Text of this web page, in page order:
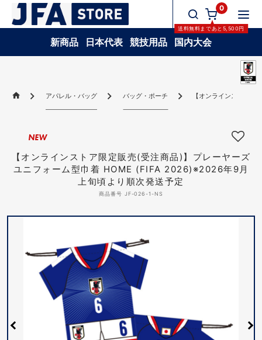
0
送料無料まであと 5,500円
新商品 日本代表 競技用品 国内大会
アパレル・バッグ バッグ・ポーチ 【オンラインストア
【オンラインストア限定販売(受注商品)】プレーヤーズ
ユニフォーム型巾着 HOME (FIFA 2026)※2026年9月
上旬頃より順次発送予定
商品番号 JF-026-1-NS
NEW